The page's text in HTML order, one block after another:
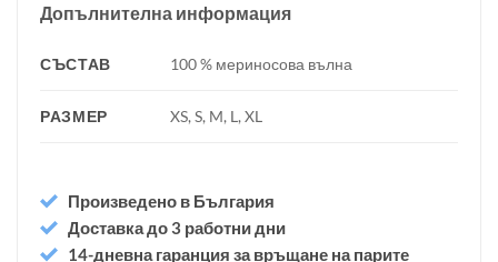
Допълнителна информация
СЪСТАВ 100 % мериносова вълна
РАЗМЕР XS, S, M, L, XL
Произведено в България
Доставка до 3 работни дни
14-дневна гаранция за връщане на парите